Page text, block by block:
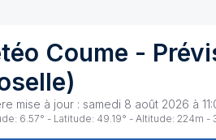
Coume -
)
mise à jour : samedi 8 août 2026 à
6.57° - Latitude: 49.19° - Altitude: 224m -